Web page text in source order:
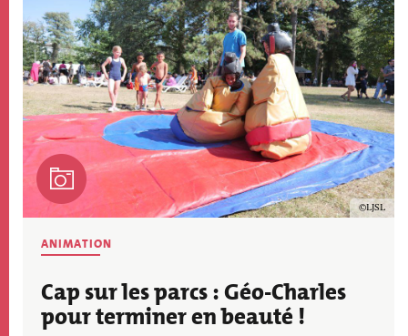
LJSL
THÉMATIQUE
ANIMATION
Cap sur les parcs : Géo-Charles
pour terminer en beauté !